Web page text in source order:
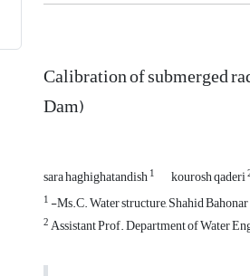
Calibration of submerged
Dam)
sara haghighatandish1 kourosh qaderi
1 -Ms.C. Water structure, Shahid
2Assistant Prof. Department of Water